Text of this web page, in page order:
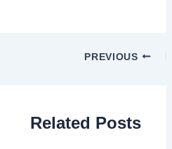
Related Posts